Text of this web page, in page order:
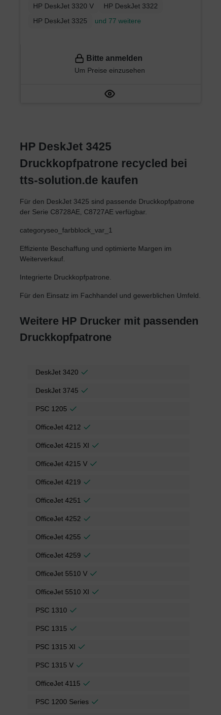
HP DeskJet 3320 V
HP DeskJet 3322
HP DeskJet 3325
und 77 weitere
Bitte anmelden
Um Preise einzusehen
HP DeskJet 3425
Druckkopfpatrone recycled bei
tts-solution.de kaufen
Für den DeskJet 3425 sind passende Druckkopfpatrone
der Serie C8728AE, C8727AE verfügbar.
categoryseo_farbblock_var_1
Effiziente Beschaffung und optimierte Margen im
Weiterverkauf.
Integrierte Druckkopfpatrone.
Für den Einsatz im Fachhandel und gewerblichen Umfeld.
Weitere HP Drucker mit passenden
Druckkopfpatrone
DeskJet 3420
DeskJet 3745
PSC 1205
OfficeJet 4212
OfficeJet 4215 XI
OfficeJet 4215 V
OfficeJet 4219
OfficeJet 4251
OfficeJet 4252
OfficeJet 4255
OfficeJet 4259
OfficeJet 5510 V
OfficeJet 5510 XI
PSC 1310
PSC 1315
PSC 1315 XI
PSC 1315 V
OfficeJet 4115
PSC 1200 Series